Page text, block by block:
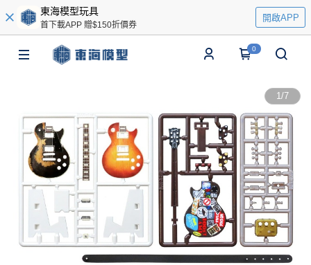
東海模型玩具
首下載APP 贈$150折價券
開啟APP
0
1/7